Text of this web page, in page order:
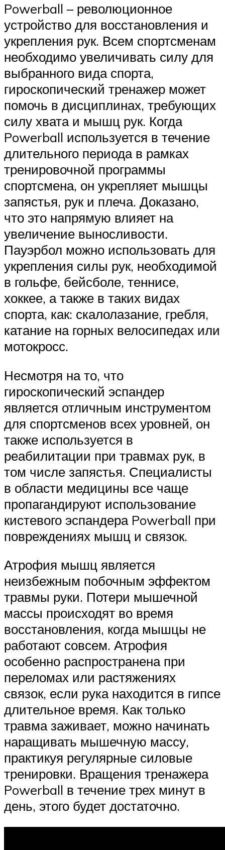
Powerball – революционное
устройство для восстановления и
укрепления рук. Всем спортсменам
необходимо увеличивать силу для
выбранного вида спорта,
гироскопический тренажер может
помочь в дисциплинах, требующих
силу хвата и мышц рук. Когда
Powerball используется в течение
длительного периода в рамках
тренировочной программы
спортсмена, он укрепляет мышцы
запястья, рук и плеча. Доказано,
что это напрямую влияет на
увеличение выносливости.
Пауэрбол можно использовать для
укрепления силы рук, необходимой
в гольфе, бейсболе, теннисе,
хоккее, а также в таких видах
спорта, как: скалолазание, гребля,
катание на горных велосипедах или
мотокросс.
Несмотря на то, что
гироскопический эспандер
является отличным инструментом
для спортсменов всех уровней, он
также используется в
реабилитации при травмах рук, в
том числе запястья. Специалисты
в области медицины все чаще
пропагандируют использование
кистевого эспандера Powerball при
повреждениях мышц и связок.
Атрофия мышц является
неизбежным побочным эффектом
травмы руки. Потери мышечной
массы происходят во время
восстановления, когда мышцы не
работают совсем. Атрофия
особенно распространена при
переломах или растяжениях
связок, если рука находится в гипсе
длительное время. Как только
травма заживает, можно начинать
наращивать мышечную массу,
практикуя регулярные силовые
тренировки. Вращения тренажера
Powerball в течение трех минут в
день, этого будет достаточно.